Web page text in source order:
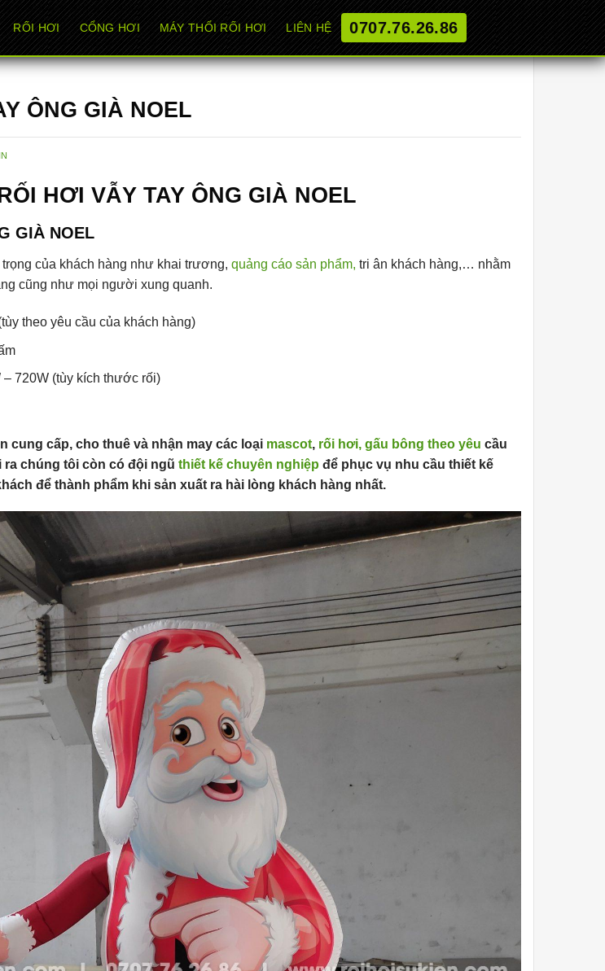
RỐI HƠI CỔNG HƠI MÁY THỔI RỐI HƠI LIÊN HỆ 0707.76.26.86
ÔNG GIÀ NOEL
HƠI VẪY TAY ÔNG GIÀ NOEL
GIÀ NOEL
của khách hàng như khai trương, quảng cáo sản phẩm, tri ân khách hàng,… nhằm
cũng như mọi người xung quanh.
theo yêu cầu của khách hàng)
720W (tùy kích thước rối)
cung cấp, cho thuê và nhận may các loạimascot, rối hơi, gấu bông theo yêu cầu
chúng tôi còn có đội ngũ thiết kế chuyên nghiệp để phục vụ nhu cầu thiết kế
để thành phẩm khi sản xuất ra hài lòng khách hàng nhất.